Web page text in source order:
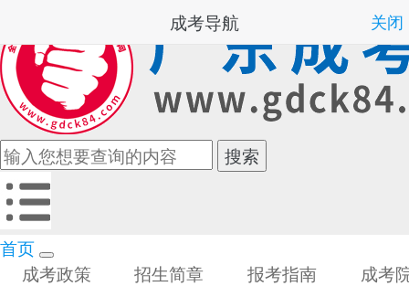
首页
成考政策
招生简章 报考指南 成考
成考导航 关闭